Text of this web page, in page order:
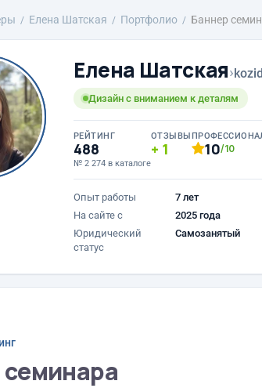
Елена Шатская Портфолио Баннер
Елена Шатская›
Дизайн с вниманием к деталям
РЕЙТИНГ
488
№ 2 274 в каталоге
ОТЗЫВЫ
1 10/10
Опыт работы
7 лет
На сайте с
2025 года
Юридический
статус
Самозанятый